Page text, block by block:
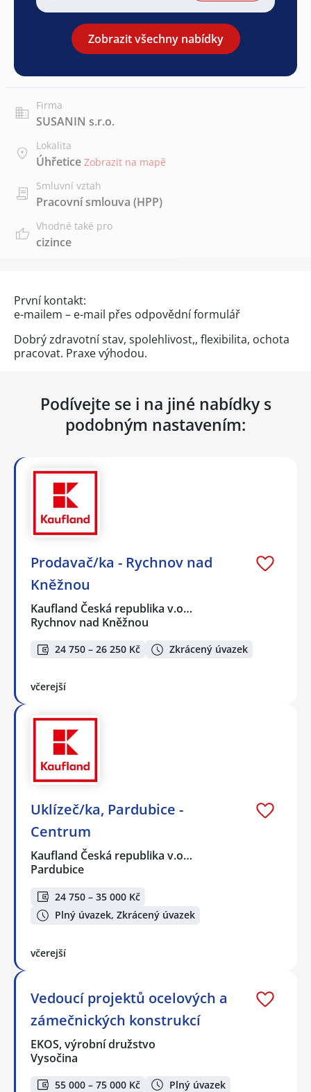
Zobrazit všechny nabídky
Firma
SUSANIN s.r.o.
Lokalita
Úhřetice Zobrazit na mapě
Smluvní vztah
Pracovní smlouva (HPP)
Vhodné také pro
cizince
První kontakt:
e-mailem – e-mail přes odpovědní formulář
Dobrý zdravotní stav, spolehlivost,, flexibilita, ochota
pracovat. Praxe výhodou.
Podívejte se i na jiné nabídky s
podobným nastavením:
Prodavač/ka - Rychnov nad
Kněžnou
Kaufland Česká republika v.o…
Rychnov nad Kněžnou
24 750 – 26 250 Kč Zkrácený úvazek
včerejší
Uklízeč/ka, Pardubice -
Centrum
Kaufland Česká republika v.o…
Pardubice
24 750 – 35 000 Kč
Plný úvazek, Zkrácený úvazek
včerejší
Vedoucí projektů ocelových a
zámečnických konstrukcí
EKOS, výrobní družstvo
Vysočina
55 000 – 75 000 Kč Plný úvazek